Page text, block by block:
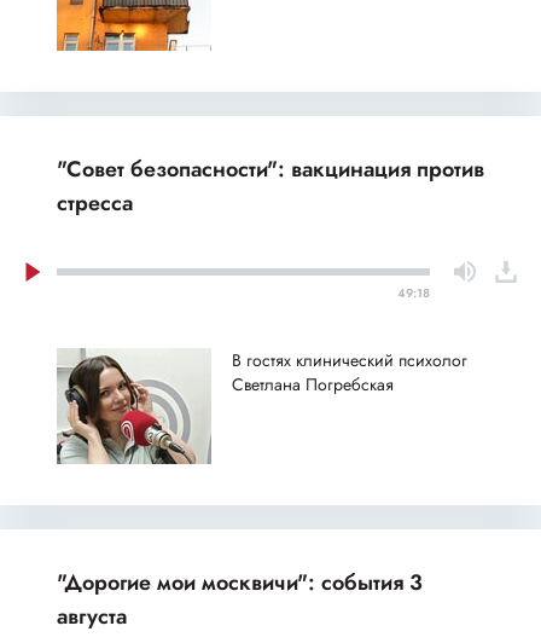
"Совет безопасности": вакцинация против
стресса
49:18
В гостях клинический психолог
Светлана Погребская
"Дорогие мои москвичи": события 3
августа